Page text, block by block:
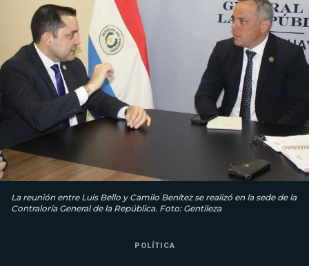
La reunión entre Luis Bello y Camilo Benítez se realizó en la sede de la
Contraloría General de la República. Foto: Gentileza
POLÍTICA